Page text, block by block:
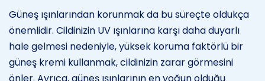
Güneş ışınlarından korunmak da bu süreçte oldukça
önemlidir. Cildinizin UV ışınlarına karşı daha duyarlı
hale gelmesi nedeniyle, yüksek koruma faktörlü bir
güneş kremi kullanmak, cildinizin zarar görmesini
önler. Ayrıca, güneş ışınlarının en yoğun olduğu